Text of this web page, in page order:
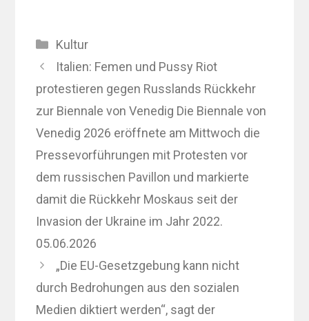
Kategorien
Kultur
Italien: Femen und Pussy Riot
protestieren gegen Russlands Rückkehr
zur Biennale von Venedig Die Biennale von
Venedig 2026 eröffnete am Mittwoch die
Pressevorführungen mit Protesten vor
dem russischen Pavillon und markierte
damit die Rückkehr Moskaus seit der
Invasion der Ukraine im Jahr 2022.
05.06.2026
„Die EU-Gesetzgebung kann nicht
durch Bedrohungen aus den sozialen
Medien diktiert werden“, sagt der